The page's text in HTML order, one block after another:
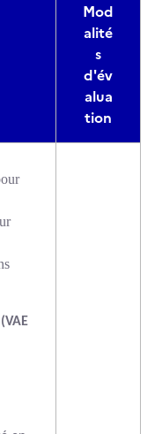
Mod
alité
s
d'év
alua
tion